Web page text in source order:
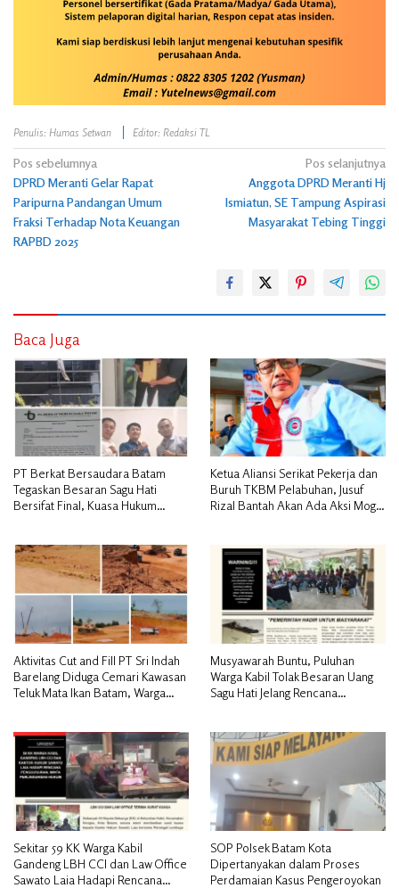
Penulis: Humas Setwan Editor: Redaksi TL
Navigasi
pos
Pos sebelumnya
DPRD Meranti Gelar Rapat
Paripurna Pandangan Umum
Fraksi Terhadap Nota Keuangan
RAPBD 2025
Pos selanjutnya
Anggota DPRD Meranti Hj
Ismiatun, SE Tampung Aspirasi
Masyarakat Tebing Tinggi
Baca Juga
PT Berkat Bersaudara Batam
Tegaskan Besaran Sagu Hati
Bersifat Final, Kuasa Hukum
Ketua Aliansi Serikat Pekerja dan
Buruh TKBM Pelabuhan, Jusuf
Rizal Bantah Akan Ada Aksi Mogol
Aktivitas Cut and Fill PT Sri Indah
Barelang Diduga Cemari Kawasan
Teluk Mata Ikan Batam, Warga
Musyawarah Buntu, Puluhan
Warga Kabil Tolak Besaran Uang
Sagu Hati Jelang Rencana
Sekitar 59 KK Warga Kabil
Gandeng LBH CCI dan Law Office
Sawato Laia Hadapi Rencana
SOP Polsek Batam Kota
Dipertanyakan dalam Proses
Perdamaian Kasus Pengeroyokan